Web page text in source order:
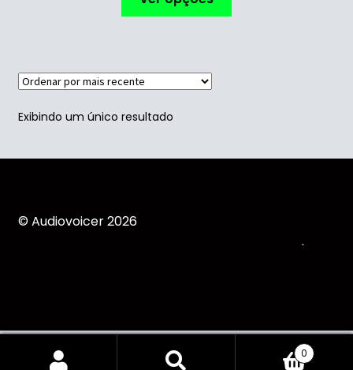
Exibindo um único resultado
© Audiovoicer 2026
.
0
Understanding the 12 Hour Working Rule: Legal
Implications & Compliance